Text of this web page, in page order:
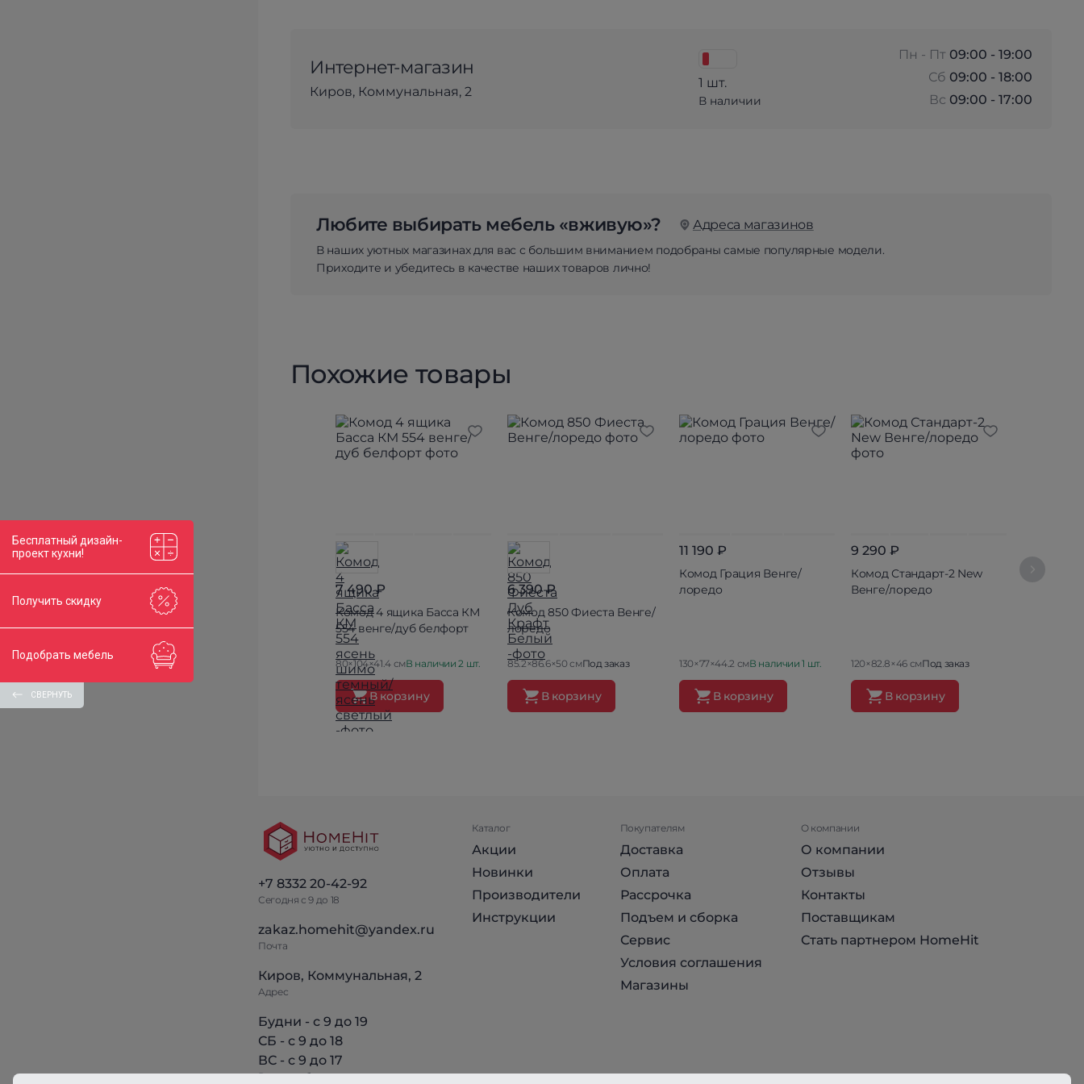
Интернет-магазин
Киров, Коммунальная, 2
1 шт.
В наличии
Пн - Пт 09:00 - 19:00
Сб 09:00 - 18:00
Вс 09:00 - 17:00
Любите выбирать мебель «вживую»? Адреса магазинов
В наших уютных магазинах для вас с большим вниманием подобраны самые популярные модели.
Приходите и убедитесь в качестве наших товаров лично!
Похожие товары
7 490 ₽
Комод 4 ящика Басса КМ
554 венге/дуб белфорт
80×104×41.4 смВ наличии 2 шт.
В корзину
6 390 ₽
Комод 850 Фиеста Венге/
лоредо
85.2×86.6×50 смПод заказ
В корзину
11 190 ₽
Комод Грация Венге/
лоредо
130×77×44.2 смВ наличии 1 шт.
В корзину
9 290 ₽
Комод Стандарт-2 New
Венге/лоредо
120×82.8×46 смПод заказ
В корзину
+7 8332 20-42-92
Сегодня с 9 до 18
zakaz.homehit@yandex.ru
Почта
Киров, Коммунальная, 2
Адрес
Будни - с 9 до 19
СБ - с 9 до 18
ВС - с 9 до 17
Режим работы
Каталог
Акции
Новинки
Производители
Инструкции
Покупателям
Доставка
Оплата
Рассрочка
Подъем и сборка
Сервис
Условия соглашения
Магазины
О компании
О компании
Отзывы
Контакты
Поставщикам
Стать партнером HomeHit
Бесплатный дизайн-
проект кухни!
Получить скидку
Подобрать мебель
СВЕРНУТЬ